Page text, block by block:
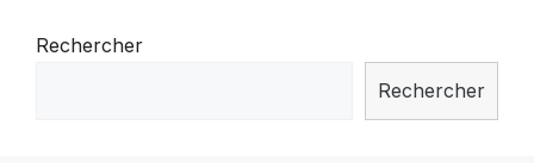
Rechercher
Rechercher